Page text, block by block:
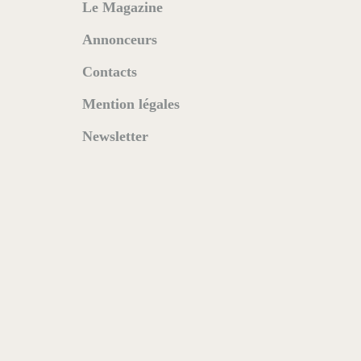
Le Magazine
Annonceurs
Contacts
Mention légales
Newsletter